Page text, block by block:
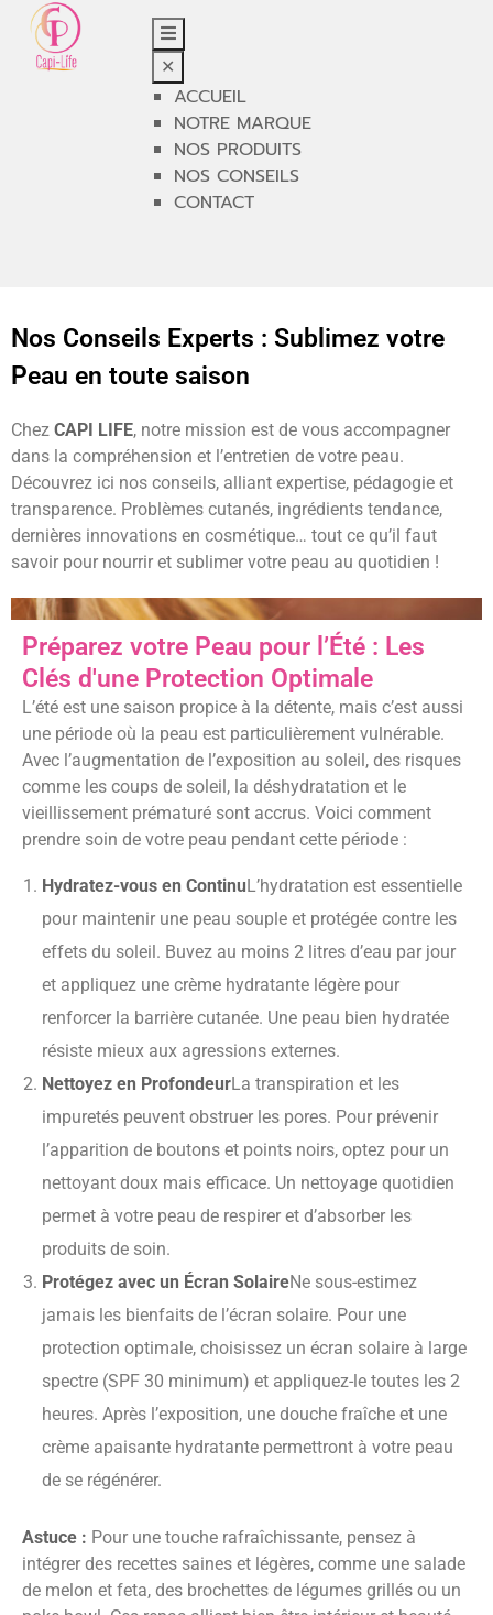
✕
ACCUEIL
NOTRE MARQUE
NOS PRODUITS
NOS CONSEILS
CONTACT
Nos Conseils Experts : Sublimez votre
Peau en toute saison
Chez CAPI LIFE, notre mission est de vous accompagner
dans la compréhension et l’entretien de votre peau.
Découvrez ici nos conseils, alliant expertise, pédagogie et
transparence. Problèmes cutanés, ingrédients tendance,
dernières innovations en cosmétique… tout ce qu’il faut
savoir pour nourrir et sublimer votre peau au quotidien !
Préparez votre Peau pour l’Été : Les
Clés d'une Protection Optimale
L’été est une saison propice à la détente, mais c’est aussi
une période où la peau est particulièrement vulnérable.
Avec l’augmentation de l’exposition au soleil, des risques
comme les coups de soleil, la déshydratation et le
vieillissement prématuré sont accrus. Voici comment
prendre soin de votre peau pendant cette période :
Hydratez-vous en ContinuL’hydratation est essentielle
pour maintenir une peau souple et protégée contre les
effets du soleil. Buvez au moins 2 litres d’eau par jour
et appliquez une crème hydratante légère pour
renforcer la barrière cutanée. Une peau bien hydratée
résiste mieux aux agressions externes.
Nettoyez en ProfondeurLa transpiration et les
impuretés peuvent obstruer les pores. Pour prévenir
l’apparition de boutons et points noirs, optez pour un
nettoyant doux mais efficace. Un nettoyage quotidien
permet à votre peau de respirer et d’absorber les
produits de soin.
Protégez avec un Écran SolaireNe sous-estimez
jamais les bienfaits de l’écran solaire. Pour une
protection optimale, choisissez un écran solaire à large
spectre (SPF 30 minimum) et appliquez-le toutes les 2
heures. Après l’exposition, une douche fraîche et une
crème apaisante hydratante permettront à votre peau
de se régénérer.
Astuce : Pour une touche rafraîchissante, pensez à
intégrer des recettes saines et légères, comme une salade
de melon et feta, des brochettes de légumes grillés ou un